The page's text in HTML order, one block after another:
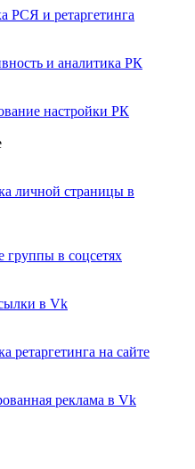
и ретаргетинга
и аналитика РК
настройки РК
личной страницы в
в соцсетях
в Vk
на сайте
реклама в Vk